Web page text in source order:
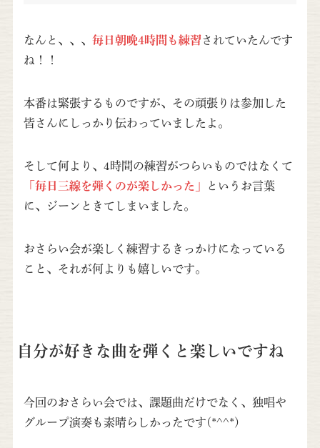
なんと、、、 毎日朝晩4時間も練習されていたんです
ね！！
本番は緊張するものですが、その頑張りは参加した
皆さんにしっかり伝わっていましたよ。
そして何より、4時間の練習がつらいものではなくて
「毎日三線を弾くのが楽しかった」
というお言葉
に、ジーンときてしまいました。
おさらい会が楽しく練習するきっかけになっている
こと、それが何よりも嬉しいです。
自分が好きな曲を弾くと楽しいですね
今回のおさらい会では、課題曲だけでなく、独唱や
グループ演奏も素晴らしかったです(*^^*)